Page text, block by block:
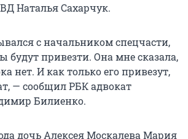
Наталья Сахарчук.
с начальником спецчасти,
будут привезти. Она мне сказала,
нет. И как только его привезут,
— сообщил РБК адвокат
Билиенко.
дочь Алексея Москалева Мария